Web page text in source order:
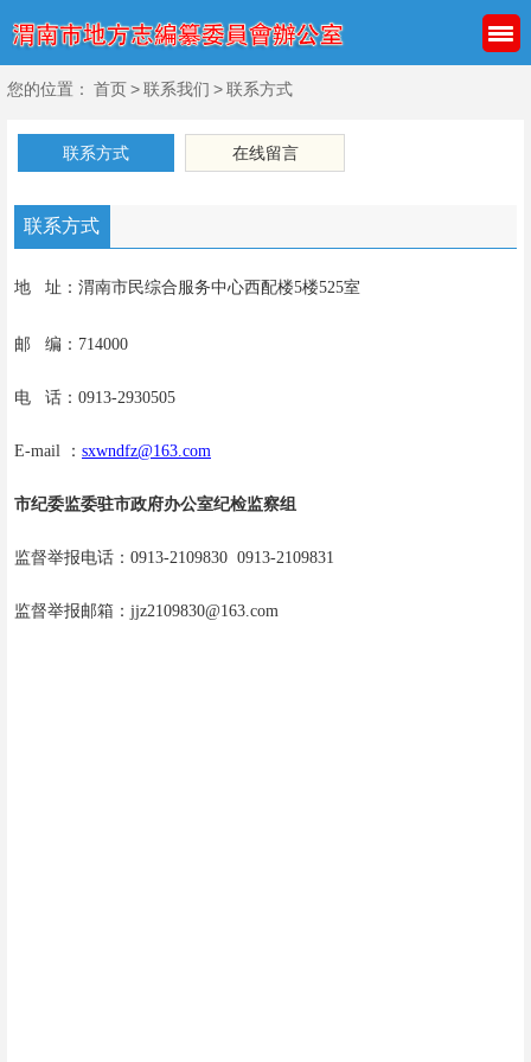
您的位置： 首页>联系我们 >联系方式
联系方式 在线留言
联系方式
地 址：渭南市民综合服务中心西配楼5楼525室
邮 编：714000
电 话：0913-2930505
E-mail ： sxwndfz@163.com
市纪委监委驻市政府办公室纪检监察组
监督举报电话：0913-2109830 0913-2109831
监督举报邮箱：jjz2109830@163.com